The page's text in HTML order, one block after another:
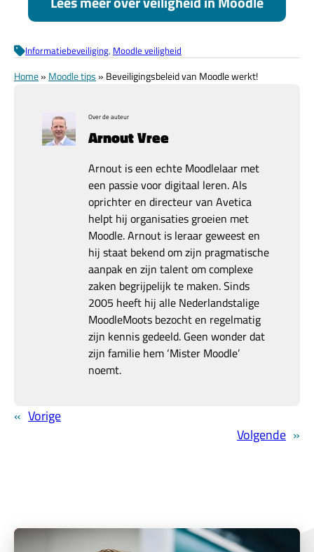
Informatiebeveiliging, Moodle veiligheid
Home» Moodle tips » Beveiligingsbeleid van Moodle werkt!
Over de auteur
Arnout Vree
Arnout is een echte Moodlelaar met
een passie voor digitaal leren. Als
oprichter en directeur van Avetica
helpt hij organisaties groeien met
Moodle. Arnout is leraar geweest en
hij staat bekend om zijn pragmatische
aanpak en zijn talent om complexe
zaken begrijpelijk te maken. Sinds
2005 heeft hij alle Nederlandstalige
MoodleMoots bezocht en regelmatig
zijn kennis gedeeld. Geen wonder dat
zijn familie hem ‘Mister Moodle’
noemt.
« Vorige
Volgende »